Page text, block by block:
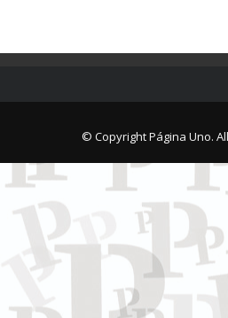
© Copyright Página Uno.